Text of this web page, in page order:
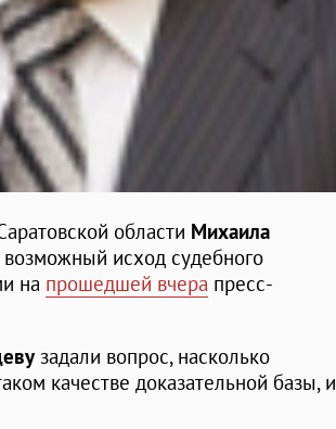
области Михаила
возможный исход судебного
на прошедшей вчера пресс-
задали вопрос, насколько
качестве доказательной базы, и